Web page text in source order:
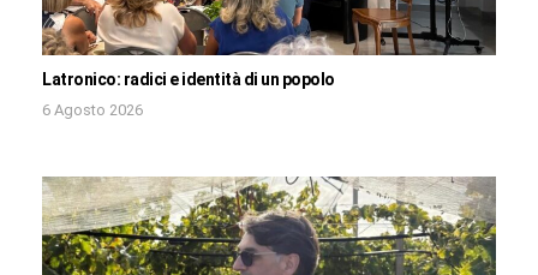
Latronico: radici e identità di un popolo
6 Agosto 2026